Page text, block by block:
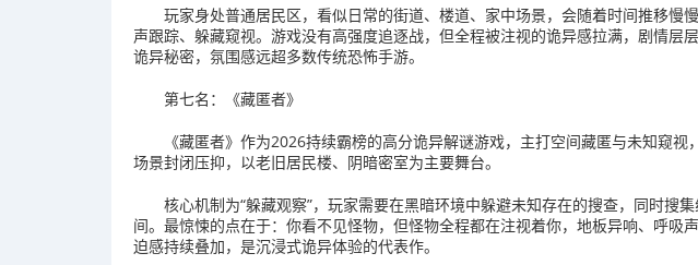
玩家身处普通居民区，看似日常的街道、楼道、家中场景，会随着时间推移慢
声跟踪、躲藏窥视。游戏没有高强度追逐战，但全程被注视的诡异感拉满，剧情层
诡异秘密，氛围感远超多数传统恐怖手游。
第七名：《藏匿者》
《藏匿者》作为2026持续霸榜的高分诡异解谜游戏，主打空间藏匿与未知窥
场景封闭压抑，以老旧居民楼、阴暗密室为主要舞台。
核心机制为“躲藏观察”，玩家需要在黑暗环境中躲避未知存在的搜查，同时搜
间。最惊悚的点在于：你看不见怪物，但怪物全程都在注视着你，地板异响、呼吸
迫感持续叠加，是沉浸式诡异体验的代表作。